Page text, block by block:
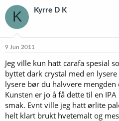
K Kyrre D K
9 Jun 2011
Jeg ville kun hatt carafa spesial
byttet dark crystal med en
lysere bør du halvvere
Kunsten er jo å få dette til en
smak. Evnt ville jeg hatt ørlite
helt klart brukt hvetemalt og